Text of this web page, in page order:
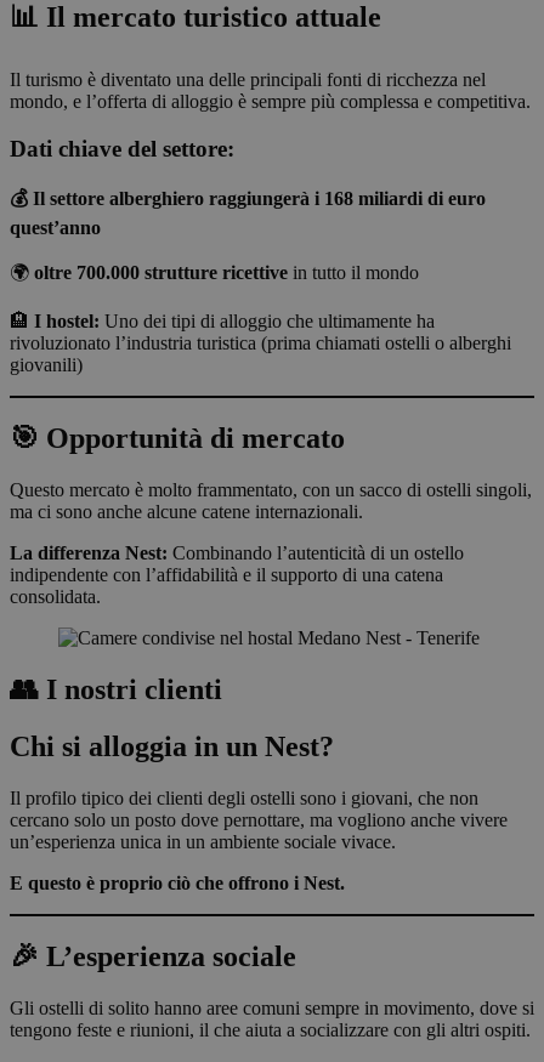
📊 Il mercato turistico attuale
Il turismo è diventato una delle principali fonti di ricchezza nel
mondo, e l’offerta di alloggio è sempre più complessa e competitiva.
Dati chiave del settore:
💰 Il settore alberghiero raggiungerà i 168 miliardi di euro
quest’anno
🌍 oltre 700.000 strutture ricettive in tutto il mondo
🏨 I hostel: Uno dei tipi di alloggio che ultimamente ha
rivoluzionato l’industria turistica (prima chiamati ostelli o alberghi
giovanili)
🎯 Opportunità di mercato
Questo mercato è molto frammentato, con un sacco di ostelli singoli,
ma ci sono anche alcune catene internazionali.
La differenza Nest: Combinando l’autenticità di un ostello
indipendente con l’affidabilità e il supporto di una catena
consolidata.
👥 I nostri clienti
Chi si alloggia in un Nest?
Il profilo tipico dei clienti degli ostelli sono i giovani, che non
cercano solo un posto dove pernottare, ma vogliono anche vivere
un’esperienza unica in un ambiente sociale vivace.
E questo è proprio ciò che offrono i Nest.
🎉 L’esperienza sociale
Gli ostelli di solito hanno aree comuni sempre in movimento, dove si
tengono feste e riunioni, il che aiuta a socializzare con gli altri ospiti.